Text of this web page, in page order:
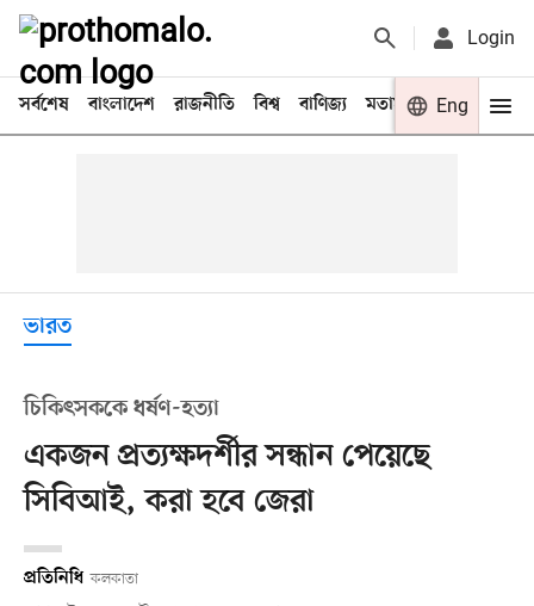
Login
সর্বশেষ বাংলাদেশ রাজনীতি বিশ্ব বাণিজ্য মতামত খেলা
Eng
ভারত
চিকিৎসককে ধর্ষণ-হত্যা
একজন প্রত্যক্ষদর্শীর সন্ধান পেয়েছে
সিবিআই, করা হবে জেরা
প্রতিনিধি কলকাতা